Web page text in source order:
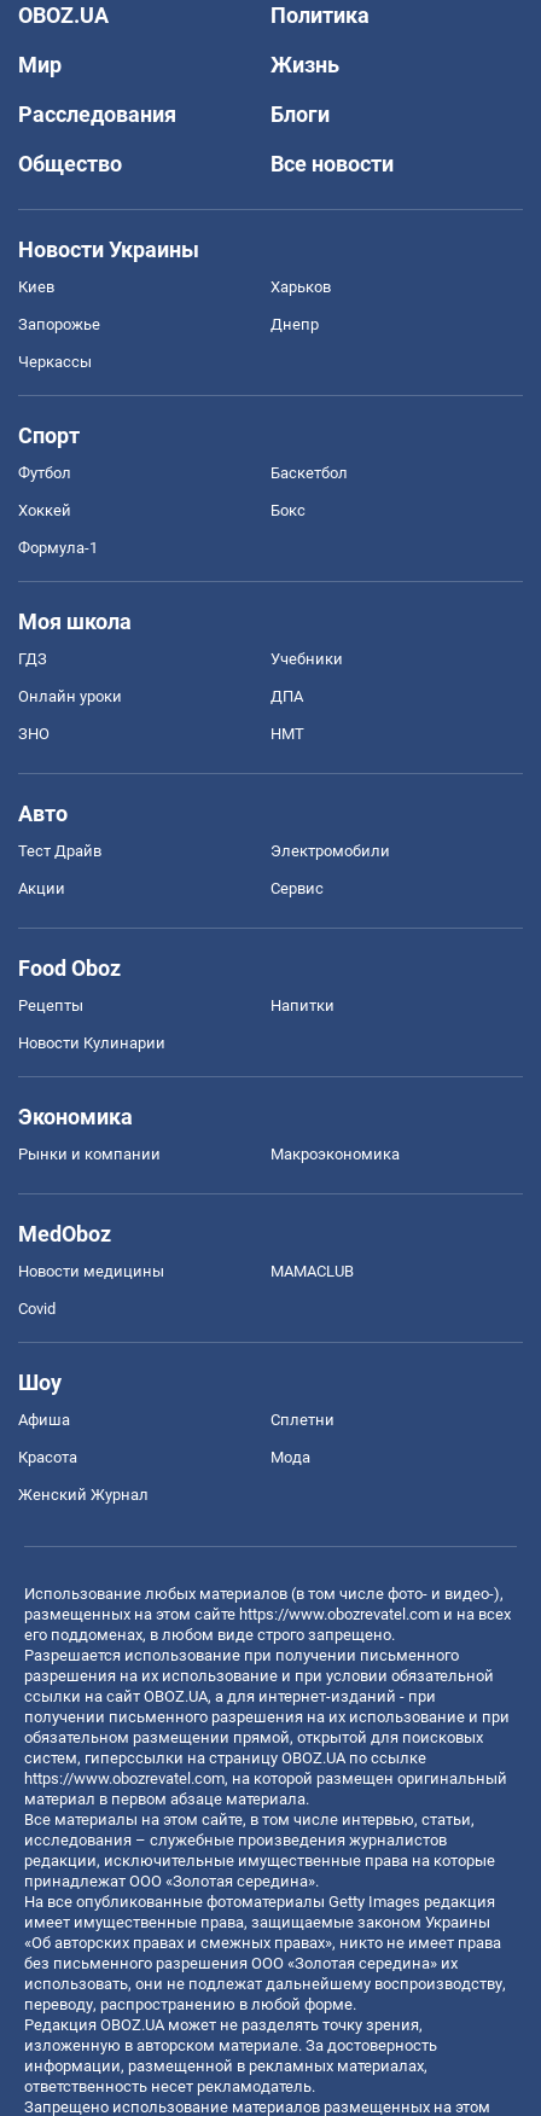
OBOZ.UA
Политика
Мир
Жизнь
Расследования
Блоги
Общество
Все новости
Новости Украины
Киев Харьков
Запорожье Днепр
Черкассы
Спорт
Футбол Баскетбол
Хоккей Бокс
Формула-1
Моя школа
ГДЗ Учебники
Онлайн уроки ДПА
ЗНО НМТ
Авто
Тест Драйв Электромобили
Акции Сервис
Food Oboz
Рецепты Напитки
Новости Кулинарии
Экономика
Рынки и компании Mакроэкономика
MedOboz
Новости медицины MAMACLUB
Covid
Шоу
Афиша Сплетни
Красота Мода
Женский Журнал
Использование любых материалов (в том числе фото- и видео-),
размещенных на этом сайте https://www.obozrevatel.com и на всех
его поддоменах, в любом виде строго запрещено.
Разрешается использование при получении письменного
разрешения на их использование и при условии обязательной
ссылки на сайт OBOZ.UA, а для интернет-изданий - при
получении письменного разрешения на их использование и при
обязательном размещении прямой, открытой для поисковых
систем, гиперссылки на страницу OBOZ.UA по ссылке
https://www.obozrevatel.com, на которой размещен оригинальный
материал в первом абзаце материала.
Все материалы на этом сайте, в том числе интервью, статьи,
исследования – служебные произведения журналистов
редакции, исключительные имущественные права на которые
принадлежат ООО «Золотая середина».
На все опубликованные фотоматериалы Getty Images редакция
имеет имущественные права, защищаемые законом Украины
«Об авторских правах и смежных правах», никто не имеет права
без письменного разрешения ООО «Золотая середина» их
использовать, они не подлежат дальнейшему воспроизводству,
переводу, распространению в любой форме.
Редакция OBOZ.UA может не разделять точку зрения,
изложенную в авторском материале. За достоверность
информации, размещенной в рекламных материалах,
ответственность несет рекламодатель.
Запрещено использование материалов размещенных на этом